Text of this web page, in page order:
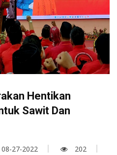
Hentikan
Sawit Dan
08-27-2022
202